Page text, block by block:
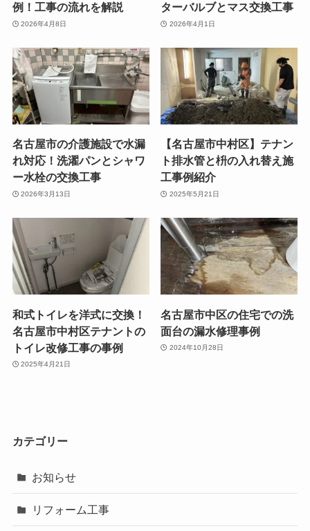
例！工事の流れを解説
2026年4月8日
ターバルブとマス交換工事
2026年4月1日
名古屋市の介護施設で水漏
れ対応！洗濯パンとシャワ
ー水栓の交換工事
2026年3月13日
【名古屋市中村区】テナン
ト排水管と枡の入れ替え施
工事例紹介
2025年5月21日
和式トイレを洋式に交換！
名古屋市中村区テナントの
トイレ改修工事の事例
2025年4月21日
名古屋市中区の住宅での洗
面台の漏水修理事例
2024年10月28日
カテゴリー
お知らせ
リフォーム工事